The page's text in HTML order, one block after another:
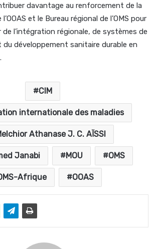
davantage au renforcement de la
et le Bureau régional de l’OMS pour
de l’intégration régionale, de systèmes de
développement sanitaire durable en
CIM
internationale des maladies
Athanase J. C. AÏSSI
Janabi MOU OMS
Afrique OOAS